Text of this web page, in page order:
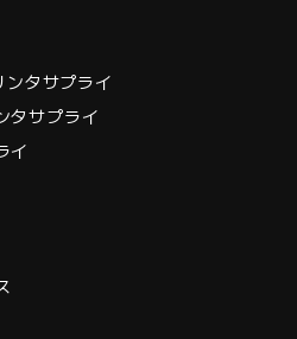
タサプライ
タサプライ
イ